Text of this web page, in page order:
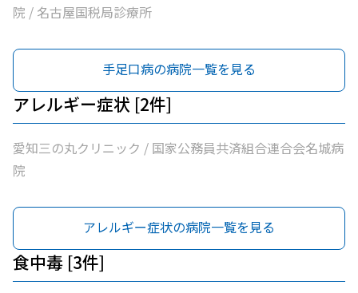
院 / 名古屋国税局診療所
手足口病の病院一覧を見る
アレルギー症状 [2件]
愛知三の丸クリニック / 国家公務員共済組合連合会名城病
院
アレルギー症状の病院一覧を見る
食中毒 [3件]